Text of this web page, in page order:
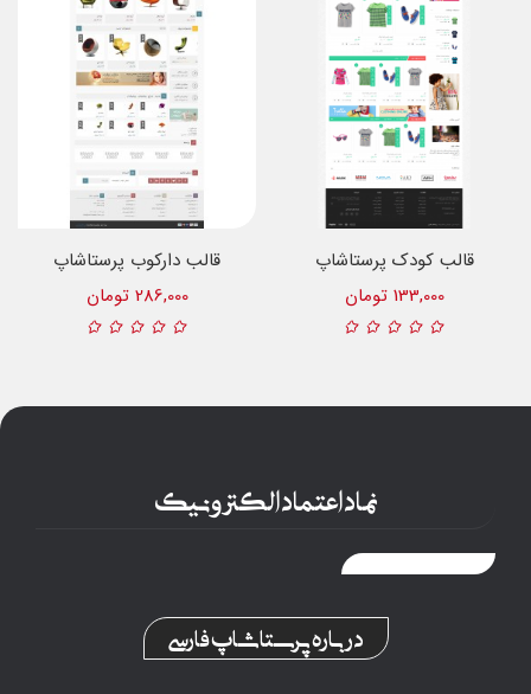
قالب دارکوب پرستاشاپ
286,000 تومان
قالب کودک پرستاشاپ
133,000 تومان
نماد اعتماد الکترونیک
درباره پرستاشاپ فارسی